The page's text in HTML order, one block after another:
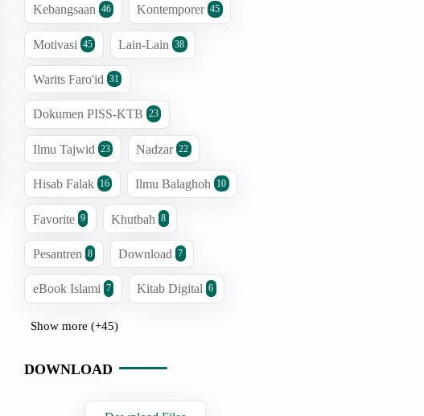
Kebangsaan 46 Kontemporer 45
Motivasi 45 Lain-Lain 38
Warits Faro'id 31
Dokumen PISS-KTB 23
Ilmu Tajwid 23 Nadzar 22
Hisab Falak 16 Ilmu Balaghoh 10
Favorite 9 Khutbah 8
Pesantren 8 Download 7
eBook Islami 7 Kitab Digital 6
Show more (+45)
DOWNLOAD